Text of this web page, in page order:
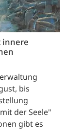
innere
bis
der Seele"
gibt es